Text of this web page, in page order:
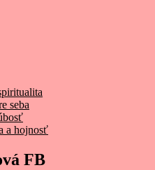
seba
a hojnosť
FB